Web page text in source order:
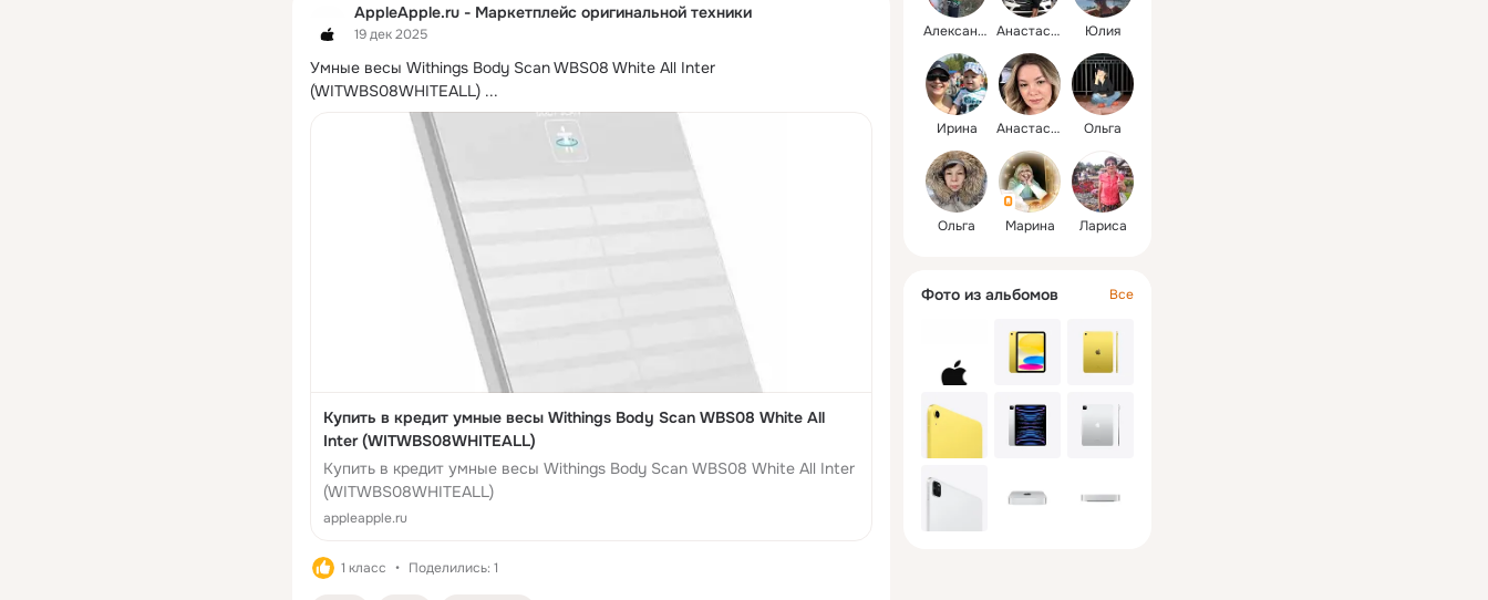
AppleApple.ru - Маркетплейс оригинальной техники
19 дек 2025
Умные весы Withings Body Scan WBS08 White All Inter
(WITWBS08WHITEALL) ...
Купить в кредит умные весы Withings Body Scan WBS08 White All
Inter (WITWBS08WHITEALL)
Купить в кредит умные весы Withings Body Scan WBS08 White All Inter
(WITWBS08WHITEALL)
appleapple.ru
1 класс Поделились: 1
Александр Анастасия Юлия
Ирина Анастасия Ольга
Ольга Марина Лариса
Фото из альбомов Все